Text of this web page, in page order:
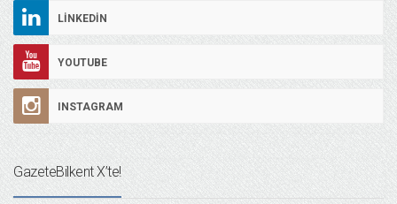
LINKEDIN
YOUTUBE
INSTAGRAM
GazeteBilkent X’te!